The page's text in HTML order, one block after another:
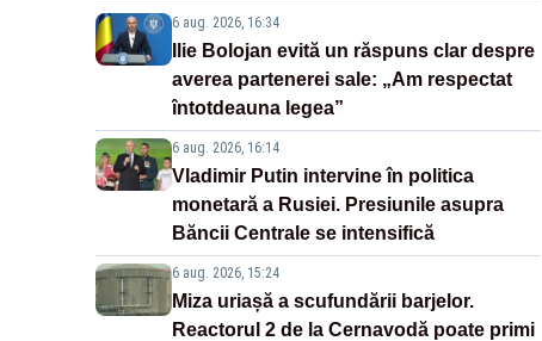
6 aug. 2026, 16:34
Ilie Bolojan evită un răspuns clar despre
averea partenerei sale: „Am respectat
întotdeauna legea”
6 aug. 2026, 16:14
Vladimir Putin intervine în politica
monetară a Rusiei. Presiunile asupra
Băncii Centrale se intensifică
6 aug. 2026, 15:24
Miza uriașă a scufundării barjelor.
Reactorul 2 de la Cernavodă poate primi